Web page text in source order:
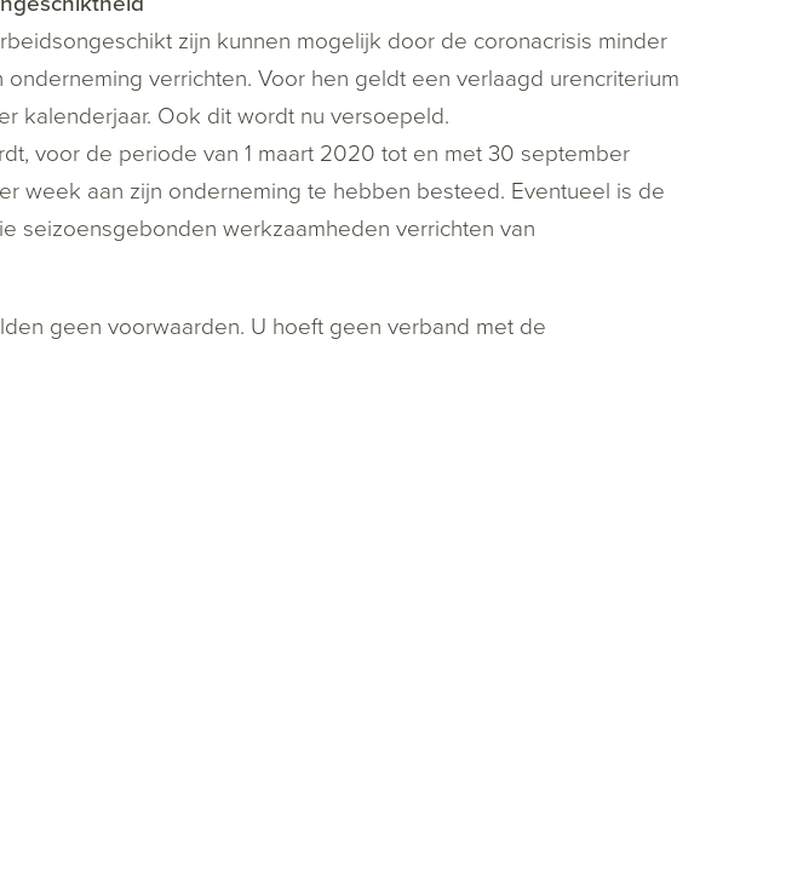
zijn kunnen mogelijk door de coronacrisis minder
verrichten. Voor hen geldt een verlaagd urencriterium
kalenderjaar. Ook dit wordt nu versoepeld.
voor de periode van 1 maart 2020 tot en met 30 september
week aan zijn onderneming te hebben besteed. Eventueel is de
seizoensgebonden werkzaamheden verrichten van
geen voorwaarden. U hoeft geen verband met de